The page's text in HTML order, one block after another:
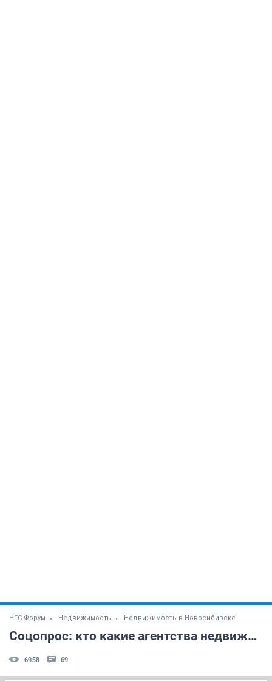
НГС.Форум Недвижимость Недвижимость в Новосибирске
Соцопрос: кто какие агентства недвижимости знает?
6958 69